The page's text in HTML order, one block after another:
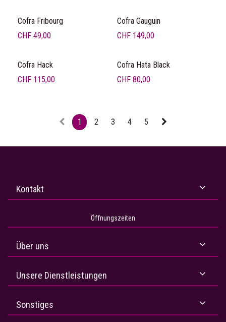
Cofra Fribourg
CHF 49,00
Cofra Gauguin
CHF 149,00
Cofra Hack
CHF 115,00
Cofra Hata Black
CHF 80,00
1 2 3 4 5
Kontakt
Öffnungszeiten
Über uns
Unsere Dienstleistungen
Sonstiges